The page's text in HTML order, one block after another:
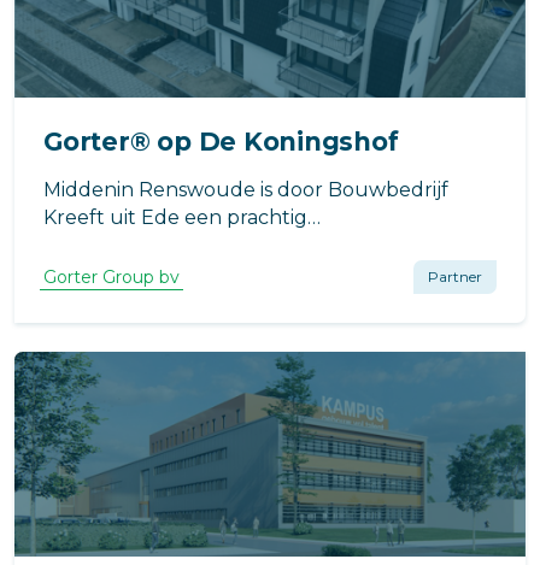
Gorter® op De Koningshof
Middenin Renswoude is door Bouwbedrijf
Kreeft uit Ede een prachtig
Gorter Group bv Partner